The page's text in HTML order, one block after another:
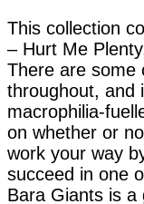
This collection
– Hurt Me
There are some
throughout, and
macrophilia-
on whether or
work your way
succeed in one
Bara Giants is a